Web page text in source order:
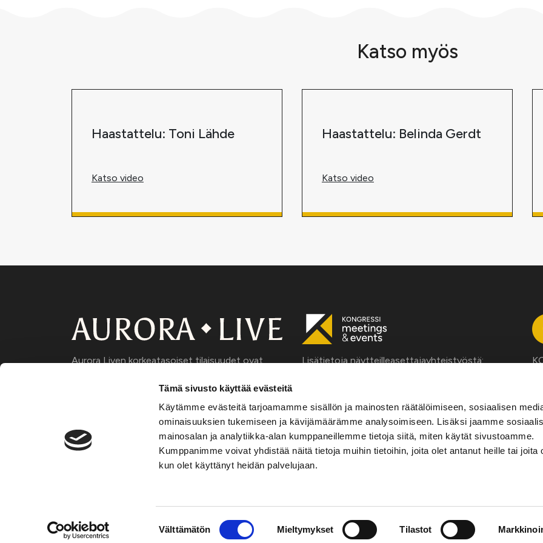
Tämä sivusto käyttää evästeitä
Käytämme evästeitä tarjoamamme sisällön ja mainosten räätälöimiseen, sosiaalisen
ominaisuuksien tukemiseen ja kävijämäärämme analysoimiseen. Lisäksi jaamme
mainosalan ja analytiikka-alan kumppaneillemme tietoja siitä, miten käytät sivustoamme.
Kumppanimme voivat yhdistää näitä tietoja muihin tietoihin, joita olet antanut heille tai joita
kun olet käyttänyt heidän palvelujaan.
Välttämätön Mieltymykset Tilastot
Katso myös
Haastattelu: Toni Lähde
Katso video
Haastattelu: Belinda Gerdt
Katso video
Aurora Liven korkeatasoiset tilaisuudet ovat
kehittää liiketoimintaverkostoaan, pysyä ajan
tietoa uusimmista palveluntarjoajaratkaisuista.
Kaikki tilaisuutemme ovat kohderyhmään
kuuluville kutsuvieraille maksuttomia.
https://www.auroralive.com
Lisätietoja näytteilleasettajayhteistyöstä:
050 33 66 551
petri.hiltunen@auroralive.com
Tietosuojakäytäntö